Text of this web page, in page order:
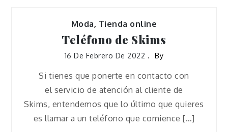
Moda, Tienda online
Teléfono de Skims
16 De Febrero De 2022 By
Si tienes que ponerte en contacto con
el servicio de atención al cliente de
Skims, entendemos que lo último que quieres
es llamar a un teléfono que comience […]